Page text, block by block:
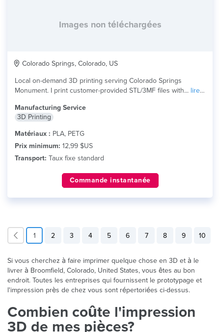
Images non téléchargées
Colorado Springs, Colorado, US
Local on-demand 3D printing serving Colorado Springs
Monument. I print customer-provided STL/3MF files with... lire
Manufacturing Service
3D Printing
Matériaux : PLA, PETG
Prix minimum: 12,99 $US
Transport: Taux fixe standard
Commande instantanée
1 2 3 4 5 6 7 8 9 10
Si vous cherchez à faire imprimer quelque chose en 3D et à le
livrer à Broomfield, Colorado, United States, vous êtes au bon
endroit. Toutes les entreprises qui fournissent le prototypage et
l'impression près de chez vous sont répertoriées ci-dessus.
Combien coûte l'impression
3D de mes pièces?